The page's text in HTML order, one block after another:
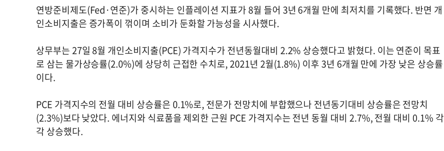
연방준비제도(Fed·연준)가 중시하는 인플레이션 지표가 8월 들어 3년 6개월 만에 최저치를 기록했다. 반면 개
인소비지출은 증가폭이 꺾이며 소비가 둔화할 가능성을 시사했다.
상무부는 27일 8월 개인소비지출(PCE) 가격지수가 전년동월대비 2.2% 상승했다고 밝혔다. 이는 연준이 목표
로 삼는 물가상승률(2.0%)에 상당히 근접한 수치로, 2021년 2월(1.8%) 이후 3년 6개월 만에 가장 낮은 상승률
이다.
PCE 가격지수의 전월 대비 상승률은 0.1%로, 전문가 전망치에 부합했으나 전년동기대비 상승률은 전망치
(2.3%)보다 낮았다. 에너지와 식료품을 제외한 근원 PCE 가격지수는 전년 동월 대비 2.7%, 전월 대비 0.1% 각
각 상승했다.